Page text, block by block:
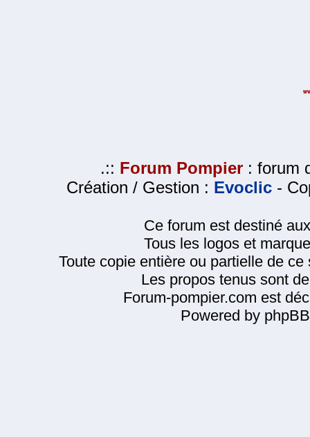
.:: Forum Pompier : forum
Création / Gestion : Evoclic -
Ce forum est destiné
Tous les logos et
Toute copie entière ou partielle de
Les propos tenus sont
Forum-pompier.com est
Powered by